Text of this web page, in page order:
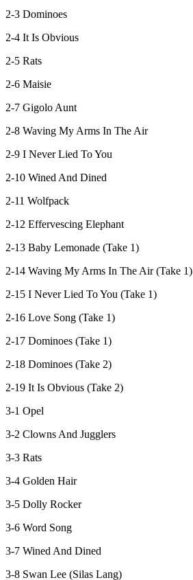
2-3 Dominoes
2-4 It Is Obvious
2-5 Rats
2-6 Maisie
2-7 Gigolo Aunt
2-8 Waving My Arms In The Air
2-9 I Never Lied To You
2-10 Wined And Dined
2-11 Wolfpack
2-12 Effervescing Elephant
2-13 Baby Lemonade (Take 1)
2-14 Waving My Arms In The Air (Take 1)
2-15 I Never Lied To You (Take 1)
2-16 Love Song (Take 1)
2-17 Dominoes (Take 1)
2-18 Dominoes (Take 2)
2-19 It Is Obvious (Take 2)
3-1 Opel
3-2 Clowns And Jugglers
3-3 Rats
3-4 Golden Hair
3-5 Dolly Rocker
3-6 Word Song
3-7 Wined And Dined
3-8 Swan Lee (Silas Lang)